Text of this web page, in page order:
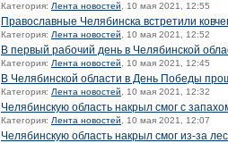
Категория: Лента новостей , 10 мая 2021, 12:55
Православные Челябинска встретили
Категория: Лента новостей , 10 мая 2021, 12:52
В первый рабочий день в Челябинской
Категория: Лента новостей , 10 мая 2021, 12:45
В Челябинской области в День Победы
Категория: Лента новостей , 10 мая 2021, 12:32
Челябинскую область накрыл смог с
Категория: Лента новостей , 10 мая 2021, 12:07
Челябинскую область накрыл смог из-за